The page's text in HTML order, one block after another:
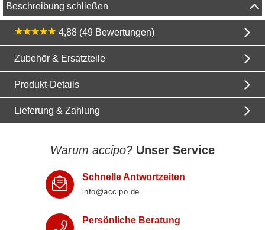
Beschreibung schließen
4,88 (49 Bewertungen)
Zubehör & Ersatzteile
Produkt-Details
Lieferung & Zahlung
Warum accipo? Unser Service
Schnelle Antwortzeiten
info@accipo.de
Persönliche Beratung